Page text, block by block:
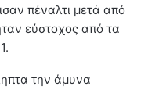
πέναλτι μετά από
εύστοχος από τα
την άμυνα